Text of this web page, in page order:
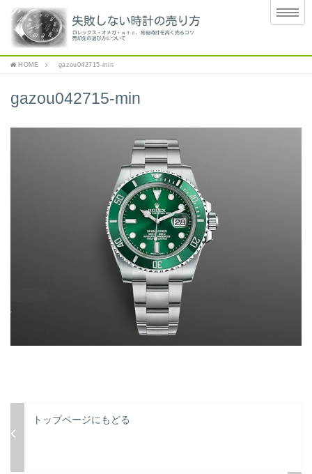
HOME gazou042715-min
gazou042715-min
トップページにもどる